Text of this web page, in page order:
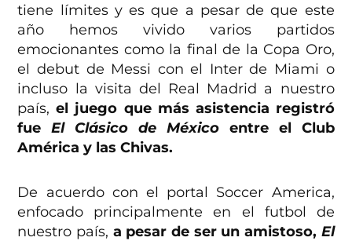
tiene límites y es que a pesar de que este
año hemos vivido varios partidos
emocionantes como la final de la Copa Oro,
el debut de Messi con el Inter de Miami o
incluso la visita del Real Madrid a nuestro
país, el juego que más asistencia registró
fueEl Clásico de México entre el Club
América y las Chivas.
De acuerdo con el portal Soccer America,
enfocado principalmente en el futbol de
nuestro país, a pesar de ser un amistoso, El